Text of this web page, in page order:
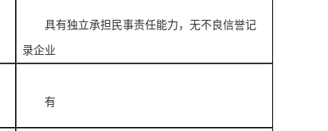
具有独立承担民事责任能力，无不良信誉记
录企业
有